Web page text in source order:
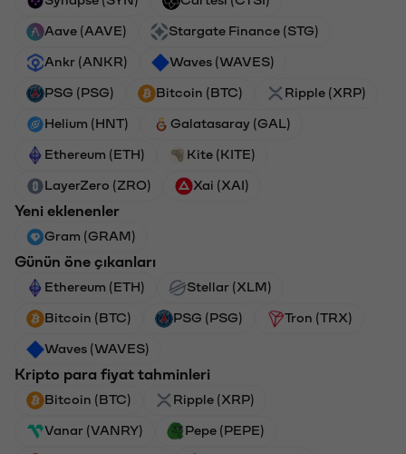
Aave (AAVE) Stargate Finance (STG)
Ankr (ANKR) Waves (WAVES)
PSG (PSG) Bitcoin (BTC) Ripple (XRP)
Helium (HNT) Galatasaray (GAL)
Ethereum (ETH) Kite (KITE)
LayerZero (ZRO) Xai (XAI)
Yeni eklenenler
Gram (GRAM)
Günün öne çıkanları
Ethereum (ETH) Stellar (XLM)
Bitcoin (BTC) PSG (PSG) Tron (TRX)
Waves (WAVES)
Kripto para fiyat tahminleri
Bitcoin (BTC) Ripple (XRP)
Vanar (VANRY) Pepe (PEPE)